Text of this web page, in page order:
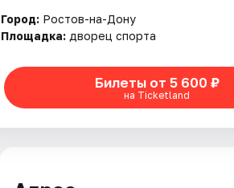
Город: Ростов-на-Дону
Площадка: дворец спорта
Билеты от 5 600 ₽
на Ticketland